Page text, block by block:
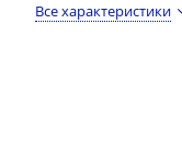
Все характеристики